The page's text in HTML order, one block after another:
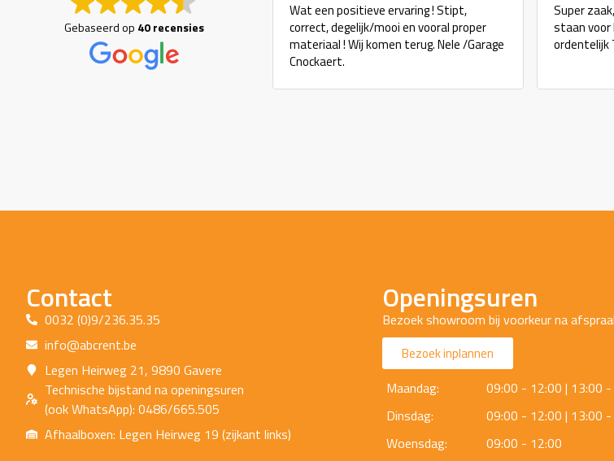
Gebaseerd op 40 recensies
Wat een positieve ervaring ! Stipt,
correct, degelijk/mooi en vooral proper
materiaal ! Wij komen terug. Nele /Garage
Cnockaert.
Super
staan voor
Contact
0032 (0)9/236.35.35
info@abcrent.be
Legen Heirweg 21, 9890 Gavere
Technische bijstand na openingsuren
(ook WhatsApp): 0486/665.505
Afhaalboxen: Legen Heirweg 19 (zijkant links)
Openingsuren
Bezoek showroom bij voorkeur na
Bezoek inplannen
Maandag:
09:00 - 12:00 | 13:00
Dinsdag:
09:00 - 12:00 | 13:00
Woensdag:
09:00 - 12:00